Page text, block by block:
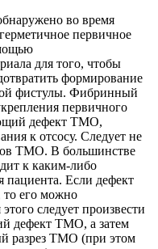
во время
первичное
для того, чтобы
формирование
фистулы. Фибринный
первичного
дефект ТМО,
к отсосу. Следует не
ТМО. В большинстве
к каким-либо
пациента. Если дефект
его можно
следует произвести
дефект ТМО, а затем
разрез ТМО (при этом